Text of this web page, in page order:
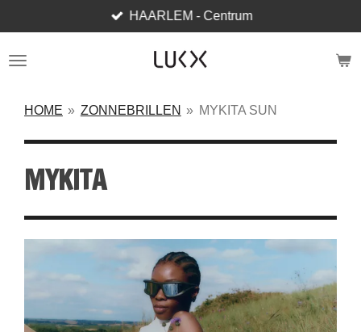
direct
naar
HAARLEM - Centrum
HOME » ZONNEBRILLEN » MYKITA SUN
MYKITA